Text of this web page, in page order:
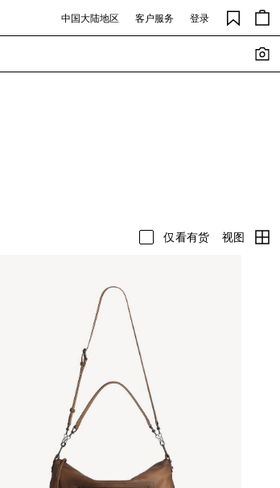
中国大陆地区 客户服务 登录
仅看有货 视图